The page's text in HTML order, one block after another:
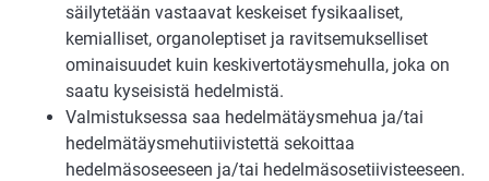
säilytetään vastaavat keskeiset fysikaaliset,
kemialliset, organoleptiset ja ravitsemukselliset
ominaisuudet kuin keskivertotäysmehulla, joka on
saatu kyseisistä hedelmistä.
Valmistuksessa saa hedelmätäysmehua ja/tai
hedelmätäysmehutiivistettä sekoittaa
hedelmäsoseeseen ja/tai hedelmäsosetiivisteeseen.